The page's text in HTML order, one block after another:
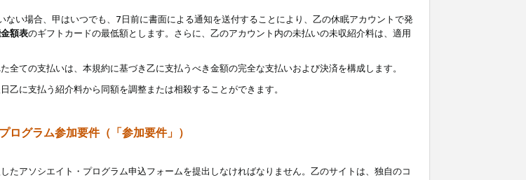
い場合、甲はいつでも、7日前に書面による通知を送付することにより、乙の休眠アカウントで発
額表のギフトカードの最低額とします。さらに、乙のアカウント内の未払いの未収紹介料は、適用
ての支払いは、本規約に基づき乙に支払うべき金額の完全な支払いおよび決済を構成します。
に支払う紹介料から同額を調整または相殺することができます。
ログラム参加要件（「参加要件」）
アソシエイト・プログラム申込フォームを提出しなければなりません。乙のサイトは、独自のコ